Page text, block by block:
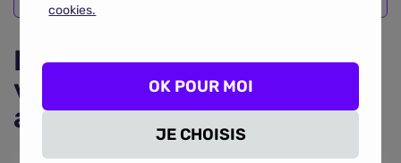
Les éléments qui font
varier le prix d'une
assurance bateau
cookies.
JE CHOISIS
OK POUR MOI